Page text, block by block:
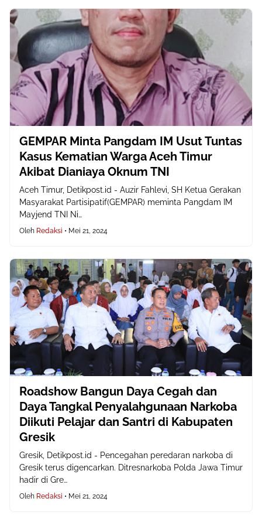
GEMPAR Minta Pangdam IM Usut Tuntas
Kasus Kematian Warga Aceh Timur
Akibat Dianiaya Oknum TNI
Aceh Timur, Detikpost.id - Auzir Fahlevi, SH Ketua Gerakan
Masyarakat Partisipatif(GEMPAR) meminta Pangdam IM
Mayjend TNI Ni…
Oleh Redaksi • Mei 21, 2024
Roadshow Bangun Daya Cegah dan
Daya Tangkal Penyalahgunaan Narkoba
Diikuti Pelajar dan Santri di Kabupaten
Gresik
Gresik, Detikpost.id - Pencegahan peredaran narkoba di
Gresik terus digencarkan. Ditresnarkoba Polda Jawa Timur
hadir di Gre…
Oleh Redaksi • Mei 21, 2024